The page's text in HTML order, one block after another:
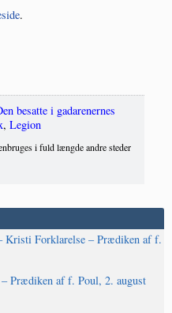
.
besatte i gadarenernes
, Legion
i fuld længde andre steder
Kristi Forklarelse – Prædiken af f.
Prædiken af f. Poul, 2. august